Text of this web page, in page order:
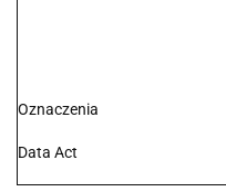
Oznaczenia
Data Act